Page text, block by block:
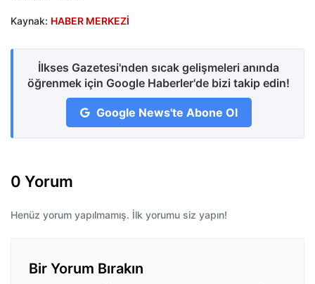
Kaynak: HABER MERKEZİ
İlkses Gazetesi'nden sıcak gelişmeleri anında
öğrenmek için Google Haberler'de bizi takip edin!
Google News'te Abone Ol
0 Yorum
Henüz yorum yapılmamış. İlk yorumu siz yapın!
Bir Yorum Bırakın